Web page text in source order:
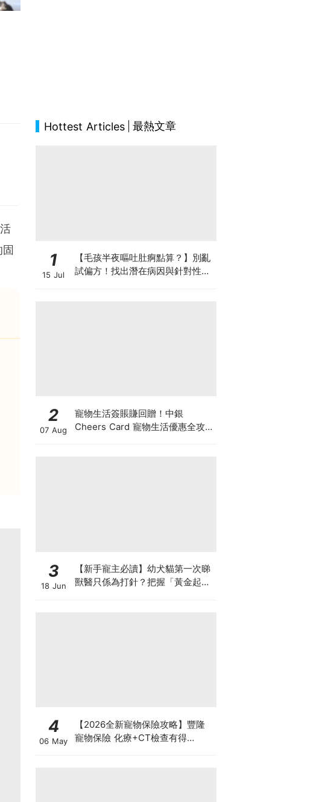
Hottest Articles 最熱文章
1
15 Jul
【毛孩半夜嘔吐肚痾點算？】別亂
試偏方！找出潛在病因與針對性營
2
07 Aug
寵物生活簽賬賺回贈！中銀
Cheers Card 寵物生活優惠全攻
3
18 Jun
【新手寵主必讀】幼犬貓第一次睇
獸醫只係為打針？把握「黃金起跑
4
06 May
【2026全新寵物保險攻略】豐隆
寵物保險 化療+CT檢查有得